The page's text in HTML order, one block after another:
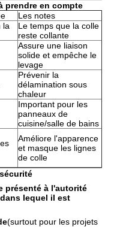
prendre en compte
Les notes
la
Le temps que la colle
reste collante
Assure une liaison
solide et empêche le
levage
Prévenir la
délamination sous
chaleur
Important pour les
panneaux de
cuisine/salle de bains
Améliore l'apparence
et masque les lignes
de colle
présenté à l'autorité
lequel il est
(surtout pour les projets